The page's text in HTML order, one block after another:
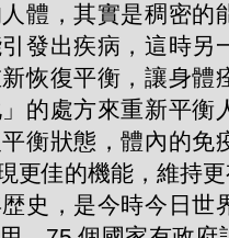
體，其實是稠密的
發出疾病，這時另
恢復平衡，讓身體
的處方來重新平衡
衡狀態，體內的免
更佳的機能，維持
史，是今時今日世